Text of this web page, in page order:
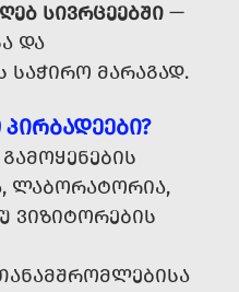
ᲡᲘᲕᲠᲪᲔᲔᲑᲨᲘ —
ᲓᲐ
ᲡᲐᲭᲘᲠᲝ ᲛᲐᲠᲐᲒᲐᲓ.
ᲚᲐᲑᲝᲠᲐᲢᲝᲠᲘᲐ,
ᲕᲘᲖᲘᲢᲝᲠᲔᲑᲘᲡ